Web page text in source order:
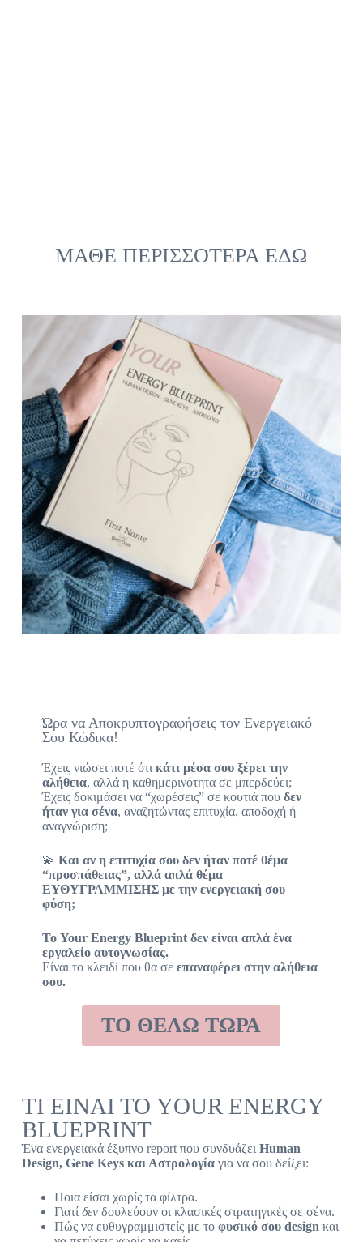
ΜΑΘΕ ΠΕΡΙΣΣΟΤΕΡΑ ΕΔΩ
Ώρα να Αποκρυπτογραφήσεις τον Ενεργειακό
Σου Κώδικα!
Έχεις νιώσει ποτέ ότι κάτι μέσα σου ξέρει την
αλήθεια, αλλά η καθημερινότητα σε μπερδεύει;
Έχεις δοκιμάσει να “χωρέσεις” σε κουτιά που δεν
ήταν για σένα, αναζητώντας επιτυχία, αποδοχή ή
αναγνώριση;
💫 Και αν η επιτυχία σου δεν ήταν ποτέ θέμα
“προσπάθειας”, αλλά απλά θέμα
ΕΥΘΥΓΡΑΜΜΙΣΗΣ με την ενεργειακή σου
φύση;
Το Your Energy Blueprint δεν είναι απλά ένα
εργαλείο αυτογνωσίας.
Είναι το κλειδί που θα σε επαναφέρει στην αλήθεια
σου.
ΤΟ ΘΕΛΩ ΤΩΡΑ
ΤΙ ΕΙΝΑΙ ΤΟ YOUR ENERGY
BLUEPRINT
Ένα ενεργειακά έξυπνο report που συνδυάζει Human
Design, Gene Keys και Αστρολογίαγια να σου δείξει:
Ποια είσαι χωρίς τα φίλτρα.
Γιατί δενδουλεύουν οι κλασικές στρατηγικές σε σένα.
Πώς να ευθυγραμμιστείς με το φυσικό σου design και